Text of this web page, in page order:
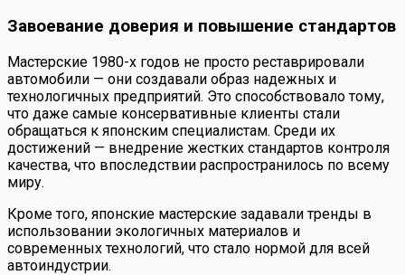
Завоевание доверия и повышение стандартов
Мастерские 1980-х годов не просто реставрировали
автомобили — они создавали образ надежных и
технологичных предприятий. Это способствовало тому,
что даже самые консервативные клиенты стали
обращаться к японским специалистам. Среди их
достижений — внедрение жестких стандартов контроля
качества, что впоследствии распространилось по всему
миру.
Кроме того, японские мастерские задавали тренды в
использовании экологичных материалов и
современных технологий, что стало нормой для всей
автоиндустрии.